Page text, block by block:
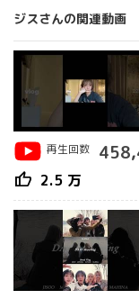
ジスさんの関連動画
再生回数
thumb_up 2.5 万